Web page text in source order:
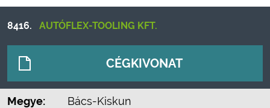
8416. AUTÓFLEX-TOOLING KFT.
CÉGKIVONAT
Megye:
Bács-Kiskun